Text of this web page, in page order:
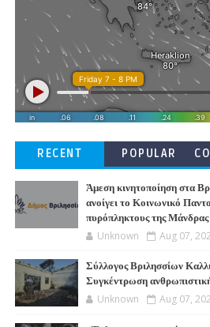
RECENT POPULAR
Άμεση κινητοποίηση στα
ανοίγει το Κοινωνικό
πυρόπληκτους της Μάνδρας
Unknown Aug 07,
Σύλλογος Βριλησσίων
Συγκέντρωση
Unknown Aug 07,